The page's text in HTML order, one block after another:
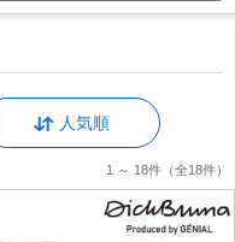
人気順
1 ～ 18件 （全18件）